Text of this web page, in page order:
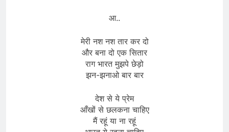
आ..
मेरी नश नश तार कर दो
और बना दो एक सितार
राग भारत मुझपे छेड़ो
झन-झनाओ बार बार
देश से ये प्रेम
आँखों से छलकना चाहिए
मैं रहूं या ना रहूं